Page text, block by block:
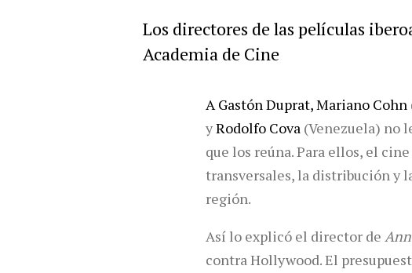
Los directores de las películas
Academia de Cine
A Gastón Duprat, Mariano Cohn
yRodolfo Cova (Venezuela) no
que los reúna. Para ellos, el
transversales, la distribución y
región.
Así lo explicó el director de
contra Hollywood. El